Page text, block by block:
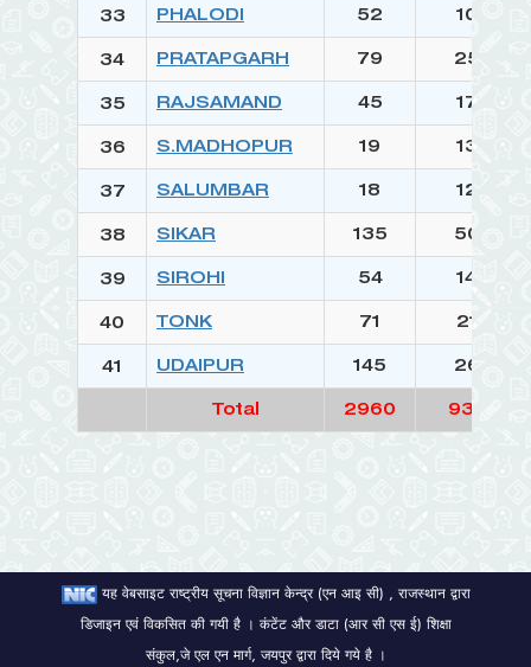
33 PHALODI 52 1039
34 PRATAPGARH 79 2578
35 RAJSAMAND 45 1763
36 S.MADHOPUR 19 1362
37 SALUMBAR 18 1258
38 SIKAR 135 5020
39 SIROHI 54 1476
40 TONK 71 2140
41 UDAIPUR 145 2627
Total 2960 93406
यह वेबसाइट राष्ट्रीय सूचना विज्ञान केन्द्र (एन आइ सी) , राजस्थान द्वारा
डिजाइन एवं विकसित की गयी है । कंटेंट और डाटा (आर सी एस ई) शिक्षा
संकुल,जे एल एन मार्ग, जयपुर द्वारा दिये गये है ।